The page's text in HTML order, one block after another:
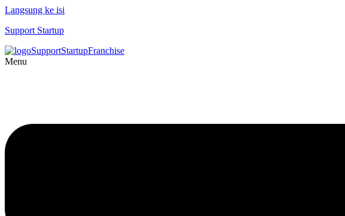
Langsung ke isi
Support Startup
Menu